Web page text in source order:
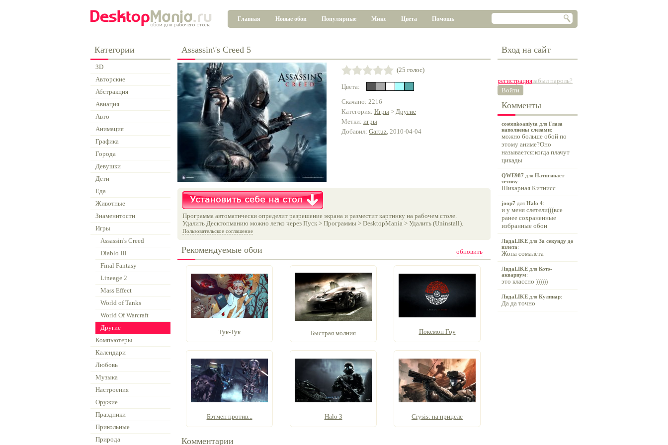
Главная Новые обои Популярные Микс Цвета Помощь
Категории
3D
Авторские
Абстракция
Авиация
Авто
Анимация
Графика
Города
Девушки
Дети
Еда
Животные
Знаменитости
Игры
Assassin's Creed
Diablo III
Final Fantasy
Lineage 2
Mass Effect
World of Tanks
World Of Warcraft
Другие
Компьютеры
Календари
Любовь
Музыка
Настроения
Оружие
Праздники
Прикольные
Природа
Assassin\'s Creed 5
(25 голос)
Цвета:
Скачано: 2216
Категория: Игры > Другие
Метки: игры
Добавил: Gartuz, 2010-04-04
Программа автоматически определит разрешение экрана и разместит картинку на рабочем столе.
Удалить Десктопманию можно легко через Пуск > Программы > DesktopMania > Удалить (Uninstall).
Пользовательское соглашение
обновить
Рекомендуемые обои
Тук-Тук Быстрая молния Покемон Гоу
Бэтмен против... Halo 3 Crysis: на прицеле
Комментарии
Вход на сайт
регистрациязабыл пароль?
Войти
Комменты
costenkoaniyta для Глаза
наполнены слезами:
можно больше обой по
этому аниме?Оно
называется:когда плачут
цикады
QWE987 для Натягивает
тетиву:
Шикарная Китнисс
joop7 для Halo 4:
и у меня слетели(((все
ранее сохраненные
избранные обои
ЛидаLIKE для За секунду до
взлета:
Жопа сомалёта
ЛидаLIKE для Котэ-
аквариум:
это классно ))))))
ЛидаLIKE для Кулинар:
Да да точно